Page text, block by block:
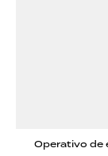
Operativo de